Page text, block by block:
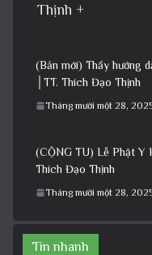
Thịnh +
(Bản mới) Thầy hướng
│TT. Thích Đạo Thịnh
Tháng mười một 28,
(CỘNG TU) Lễ Phật Y
Thích Đạo Thịnh
Tháng mười một 28,
Tin nhanh